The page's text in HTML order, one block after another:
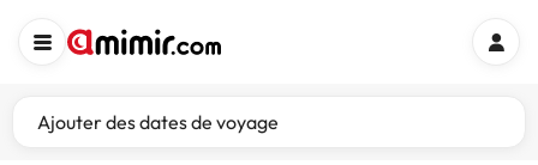
Ajouter des dates de voyage